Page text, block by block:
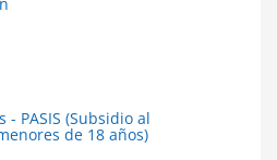
- PASIS (Subsidio al
de 18 años)